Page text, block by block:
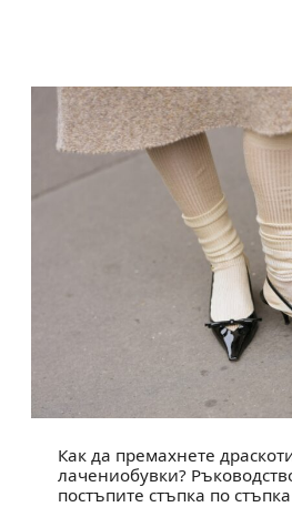
Как да премахнете
лачениобувки?
постъпите стъпка по стъпка